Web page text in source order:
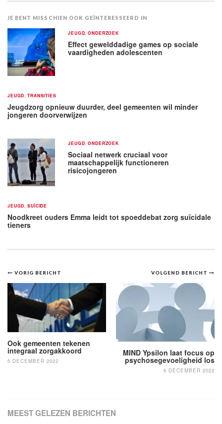
JE BENT MISSCHIEN OOK GEÏNTERESSEERD IN
JEUGD ,ONDERZOEK
Effect gewelddadige games op sociale
vaardigheden adolescenten
JEUGD ,TRANSITIES
Jeugdzorg opnieuw duurder, deel gemeenten wil minder
jongeren doorverwijzen
JEUGD ,ONDERZOEK
Sociaal netwerk cruciaal voor
maatschappelijk functioneren
risicojongeren
JEUGD ,SUÏCIDE
Noodkreet ouders Emma leidt tot spoeddebat zorg suïcidale
tieners
Bericht
navigatie
VOLGEND BERICHT
MIND Ypsilon laat focus op
psychosegevoeligheid los
6 DECEMBER 2022
VORIG BERICHT
Ook gemeenten tekenen
integraal zorgakkoord
5 DECEMBER 2022
MEEST GELEZEN BERICHTEN